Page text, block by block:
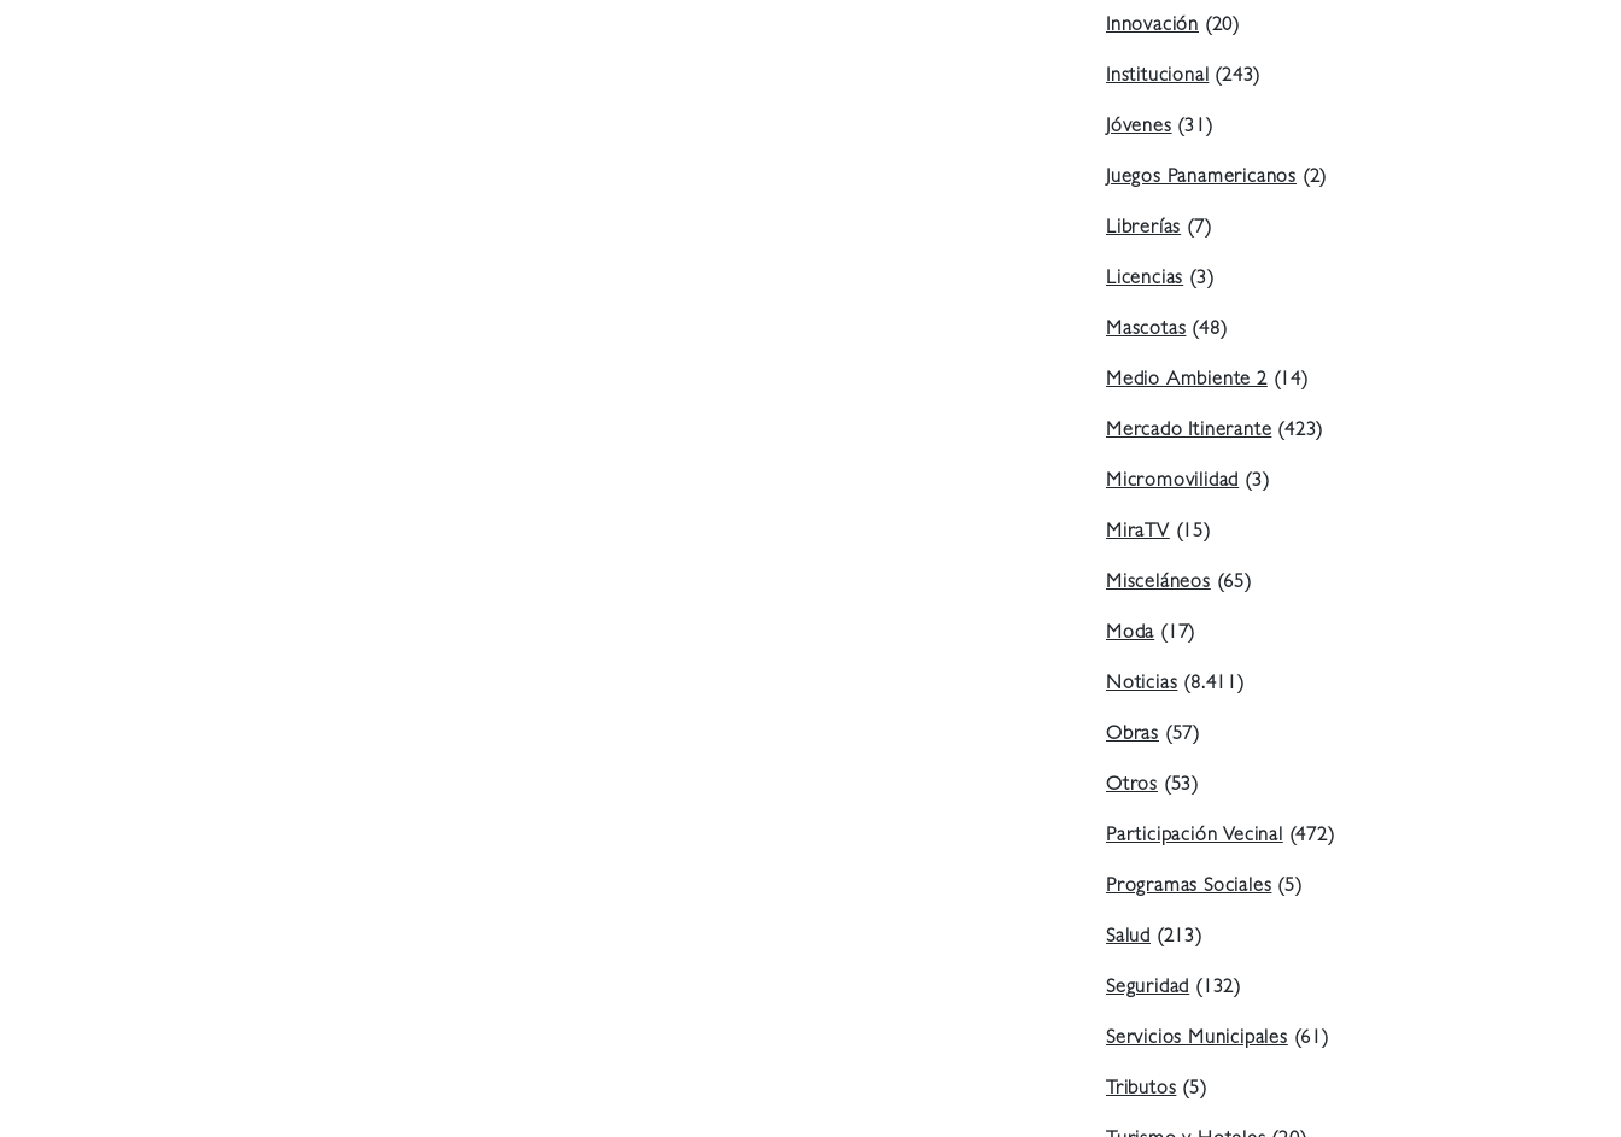
Innovación (20)
Institucional(243)
Jóvenes(31)
Juegos Panamericanos (2)
Librerías(7)
Licencias(3)
Mascotas(48)
Medio Ambiente 2(14)
Mercado Itinerante(423)
Micromovilidad(3)
MiraTV(15)
Misceláneos(65)
Moda(17)
Noticias(8.411)
Obras (57)
Otros (53)
Participación Vecinal(472)
Programas Sociales(5)
Salud (213)
Seguridad(132)
Servicios Municipales(61)
Tributos(5)